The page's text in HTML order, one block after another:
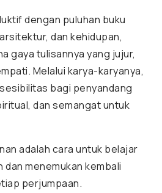
dengan puluhan buku
dan kehidupan,
gaya tulisannya yang jujur,
Melalui karya-karyanya,
bagi penyandang
dan semangat untuk
adalah cara untuk belajar
menemukan kembali
perjumpaan.